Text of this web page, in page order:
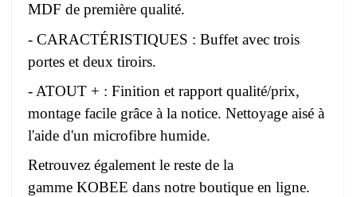
MDF de première qualité.
- CARACTÉRISTIQUES : Buffet avec trois
portes et deux tiroirs.
- ATOUT + : Finition et rapport qualité/prix,
montage facile grâce à la notice. Nettoyage aisé à
l'aide d'un microfibre humide.
Retrouvez également le reste de la
gamme KOBEE dans notre boutique en ligne.